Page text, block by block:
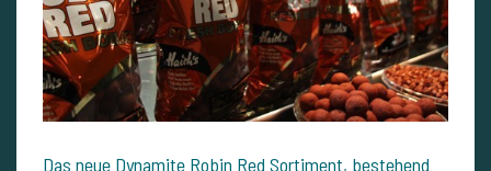
Das neue Dynamite Robin Red Sortiment, bestehend